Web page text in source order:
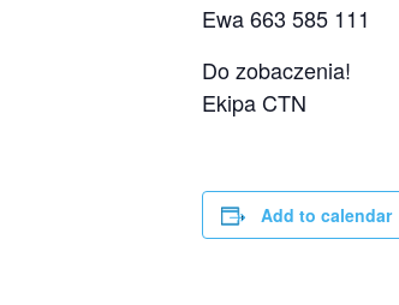
Ewa 663 585 111
Do zobaczenia!
Ekipa CTN
Add to calendar